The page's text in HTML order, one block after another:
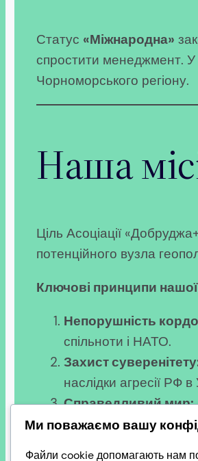
Статус «Міжнародна»
спростити менеджмент. У
Чорноморського регіону.
Наша
Ціль Асоціації
потенційного вузла
Ключові принципи нашої
Непорушність
спільноти і НАТО.
Захист
наслідки агресії РФ
Справедливий мир:
звільнити
R&D з урахуванням
Ми поважаємо вашу
Файли cookie допомагають нам